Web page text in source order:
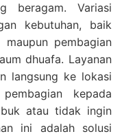
beragam. Variasi
kebutuhan, baik
pembagian
dhuafa. Layanan
langsung ke lokasi
kepada
atau tidak ingin
ini adalah solusi